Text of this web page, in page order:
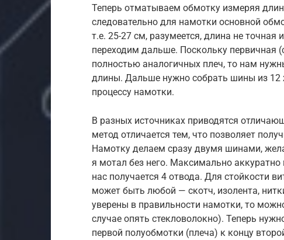
Теперь отматываем обмотку измеряя
следовательно для намотки основной
т.е. 25-27 см, разумеется, длина не
переходим дальше. Поскольку первичная
полностью аналогичных плеч, то нам
длины. Дальше нужно собрать шины из
процессу намотки.
В разных источниках приводятся
метод отличается тем, что позволяет
Намотку делаем сразу двумя шинами,
я мотал без него. Максимально
нас получается 4 отвода. Для стойкости
может быть любой — скотч, изолента,
уверены в правильности намотки, то
случае опять стекловолокно). Теперь
первой полуобмотки (плеча) к концу